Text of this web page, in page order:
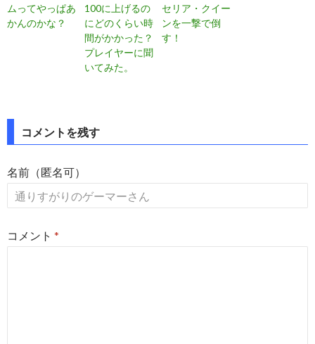
ムってやっぱあ
かんのかな？
100に上げるの
にどのくらい時
間がかかった？
プレイヤーに聞
いてみた。
セリア・クイー
ンを一撃で倒
す！
投
ナ
ビ
ゲ
ー
コメントを残す
名前（匿名可）
コメント *